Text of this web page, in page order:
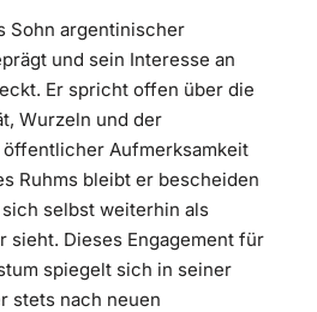
Sohn argentinischer
und sein Interesse an
Er spricht offen über die
Wurzeln und der
Aufmerksamkeit
Ruhms bleibt er bescheiden
selbst weiterhin als
sieht. Dieses Engagement für
spiegelt sich in seiner
stets nach neuen